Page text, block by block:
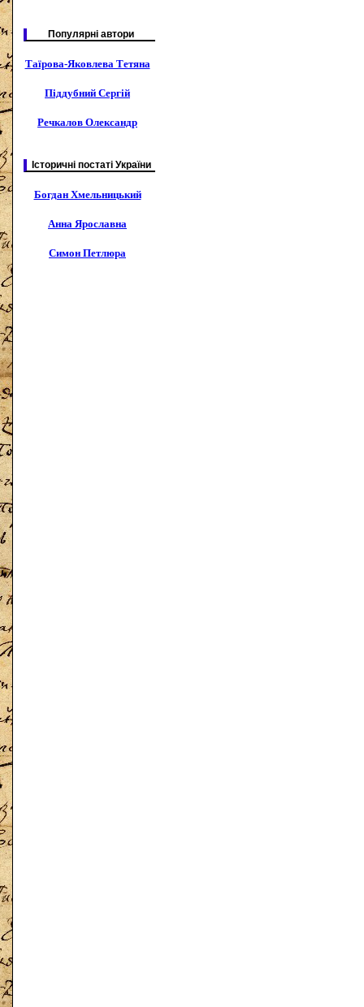
Популярні автори
Таїрова-Яковлева Тетяна
Піддубний Сергій
Речкалов Олександр
Історичні постаті України
Богдан Хмельницький
Анна Ярославна
Симон Петлюра